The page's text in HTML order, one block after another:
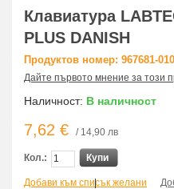
Клавиатура
PLUS DANISH
Продуктов номер: 967681-
Дайте първото мнение за този
Наличност: В наличност
7,62 € / 14,90 лв
Кол.: Купи
Добави към списък желани
|